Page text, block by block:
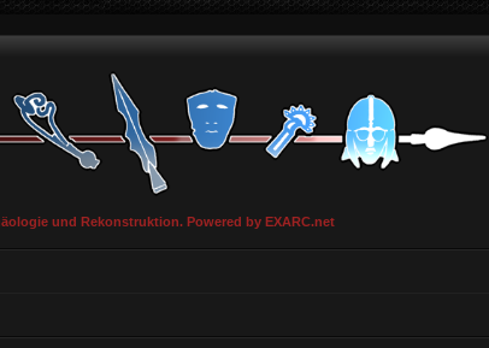
und Rekonstruktion. Powered by EXARC.net